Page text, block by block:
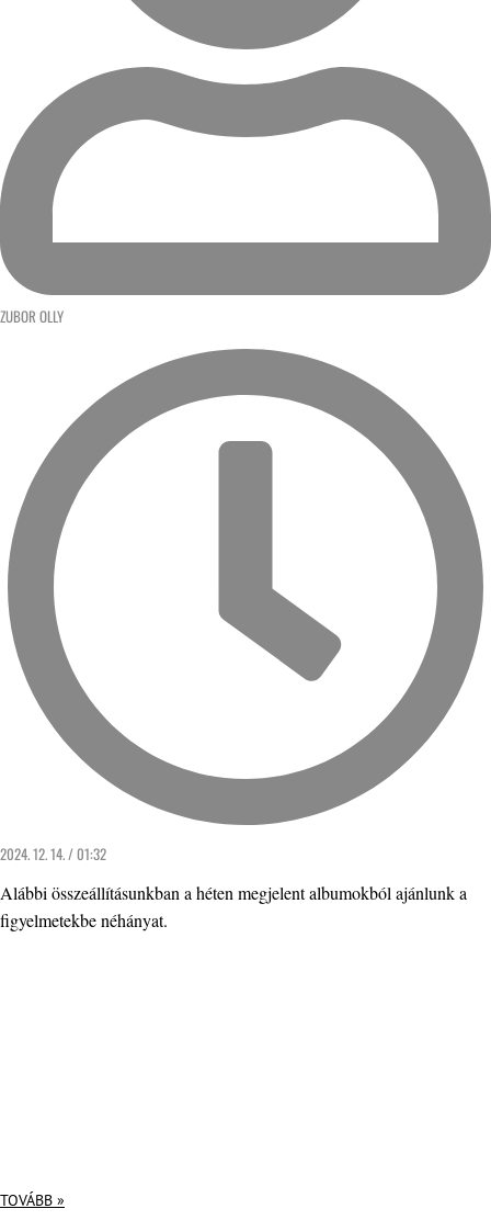
ZUBOR OLLY
2024. 12. 14. / 01:32
Alábbi összeállításunkban a héten megjelent albumokból ajánlunk a
figyelmetekbe néhányat.
TOVÁBB »